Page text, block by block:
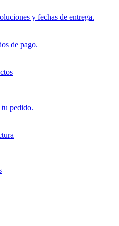
y fechas de entrega.
de pago.
tu pedido.